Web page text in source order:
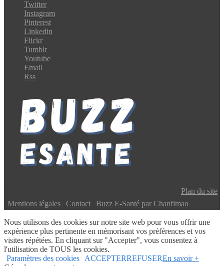
Twitter
Instagram
Pinterest
Linkedin
Flickr
Tumblr
Youtube
Email
Rss
Plan du site
Mentions légales Contact Buzz E-Santé par Chanfimao
Nous utilisons des cookies sur notre site web pour vous offrir une
expérience plus pertinente en mémorisant vos préférences et vos
visites répétées. En cliquant sur "Accepter", vous consentez à
l'utilisation de TOUS les cookies.
Paramètres des cookies ACCEPTERREFUSEREn savoir +